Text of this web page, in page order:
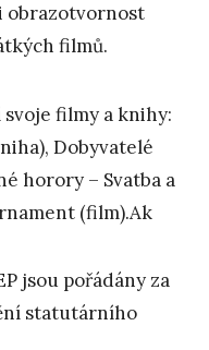
obrazotvornost
filmů.
filmy a knihy:
Dobyvatelé
horory – Svatba a
(film).Ak
jsou pořádány za
statutárního